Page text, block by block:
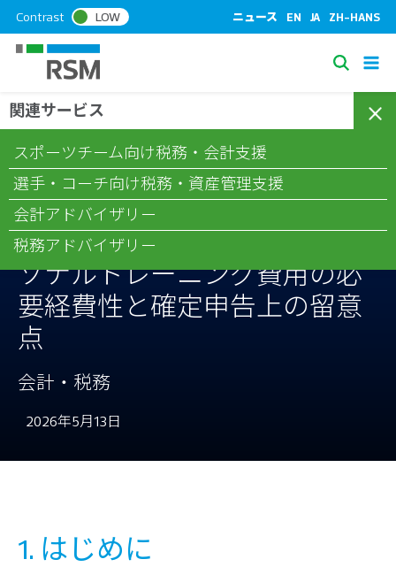
k
Contrast LOW ニュース EN JA ZH-HANS
S
c
ホーム/コラム
ナルトレーニング費用の必要経費性と確定申告上の留意点
スポーツ選手のジム代・パー
ソナルトレーニング費用の必
要経費性と確定申告上の留意
点
会計・税務
2026年5月13日
1. はじめに
関連サービス
スポーツチーム向け税務・会計支援
選手・コーチ向け税務・資産管理支援
会計アドバイザリー
税務アドバイザリー